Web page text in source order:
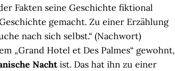
Fakten seine Geschichte fiktional
gemacht. Zu einer Erzählung
nach sich selbst.“ (Nachwort)
„Grand Hotel et Des Palmes“ gewohnt,
Nachtist. Das hat ihn zu einer